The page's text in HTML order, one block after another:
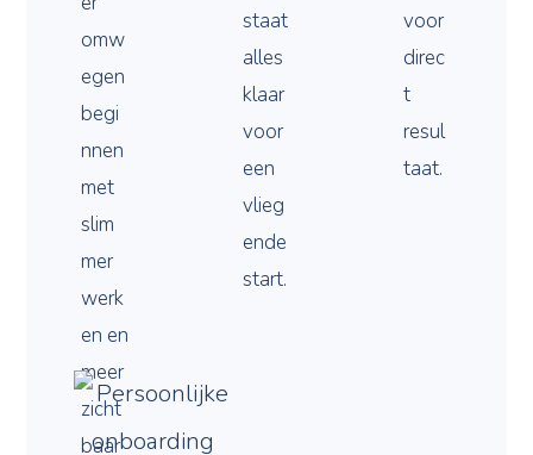
omw
egen
begi
nnen
met
slim
mer
werk
en en
meer
zicht
baar
staat
alles
klaar
voor
een
vlieg
ende
start.
voor
direc
t
resul
taat.